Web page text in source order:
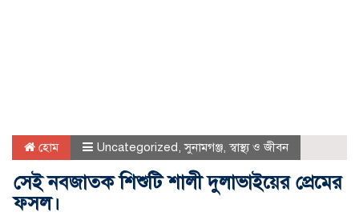
হোম Uncategorized,সুনামগঞ্জ,স্বাস্থ্য ও জীবন
সেই নবজাতক শিশুটি শালী দুলাভাইয়ের প্রেমের
ফসল।